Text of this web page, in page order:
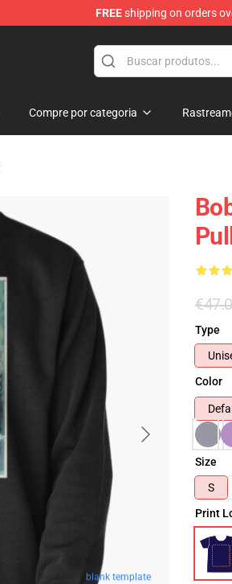
FREEshipping on orders
Compre por categoria
blank template
Type
Color
Size
S
Print